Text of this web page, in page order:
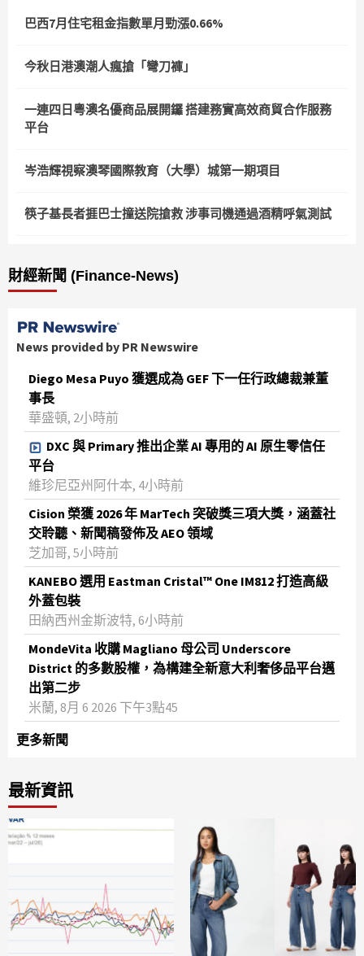
巴西7月住宅租金指數單月勁漲0.66%
今秋日港澳潮人瘋搶「彎刀褲」
一連四日粵澳名優商品展開鑼 搭建務實高效商貿合作服務
平台
岑浩輝視察澳琴國際教育（大學）城第一期項目
筷子基長者捱巴士撞送院搶救 涉事司機通過酒精呼氣測試
財經新聞 (Finance-News)
News provided by PR Newswire
Diego Mesa Puyo 獲選成為 GEF 下一任行政總裁兼董
事長
華盛頓, 2小時前
DXC 與 Primary 推出企業 AI 專用的 AI 原生零信任
平台
維珍尼亞州阿什本, 4小時前
Cision 榮獲 2026 年 MarTech 突破獎三項大獎，涵蓋社
交聆聽、新聞稿發佈及 AEO 領域
芝加哥, 5小時前
KANEBO 選用 Eastman Cristal™ One IM812 打造高級
外蓋包裝
田納西州金斯波特, 6小時前
MondeVita 收購 Magliano 母公司 Underscore
District 的多數股權，為構建全新意大利奢侈品平台邁
出第二步
米蘭, 8月 6 2026 下午3點45
更多新聞
最新資訊